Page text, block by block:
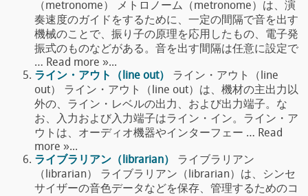
（metronome） メトロノーム（metronome）は、演
奏速度のガイドをするために、一定の間隔で音を出す
機械のことで、振り子の原理を応用したもの、電子発
振式のものなどがある。音を出す間隔は任意に設定で
… Read more »...
ライン・アウト（line out）
ライン・アウト（line
out） ライン・アウト（line out）は、機材の主出力以
外の、ライン・レベルの出力、および出力端子。な
お、入力および入力端子はライン・イン。ライン・ア
ウトは、オーディオ機器やインターフェー … Read
more »...
ライブラリアン（librarian）
ライブラリアン
（librarian） ライブラリアン（librarian）は、シンセ
サイザーの音色データなどを保存、管理するためのコ